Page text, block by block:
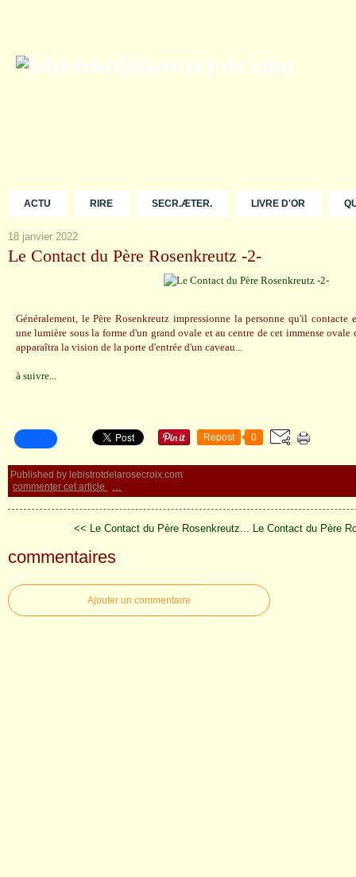
ACTU RIRE SECR.ÆTER. LIVRE D'OR
18 janvier 2022
Le Contact du Père Rosenkreutz -2-
Généralement, le Père Rosenkreutz impressionne la personne qu'il contacte
une lumière sous la forme d'un grand ovale et au centre de cet immense
apparaîtra la vision de la porte d'entrée d'un caveau...
à suivre...
Repost 0
Published by lebistrotdelarosecroix.com
commenter cet article
…
<< Le Contact du Père Rosenkreutz... Le Contact du Père
commentaires
Ajouter un commentaire